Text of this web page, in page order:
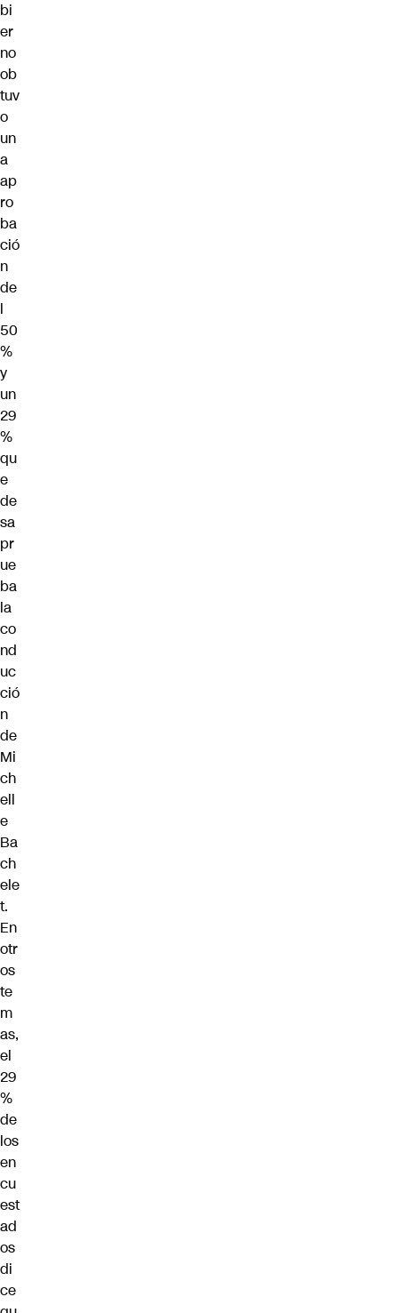
bi
er
no
ob
tuv
o
un
a
ap
ro
ba
ció
n
de
l
50
%
y
un
29
%
qu
e
de
sa
pr
ue
ba
la
co
nd
uc
ció
n
de
Mi
ch
ell
e
Ba
ch
ele
t.
En
otr
os
te
m
as,
el
29
%
de
los
en
cu
est
ad
os
di
ce